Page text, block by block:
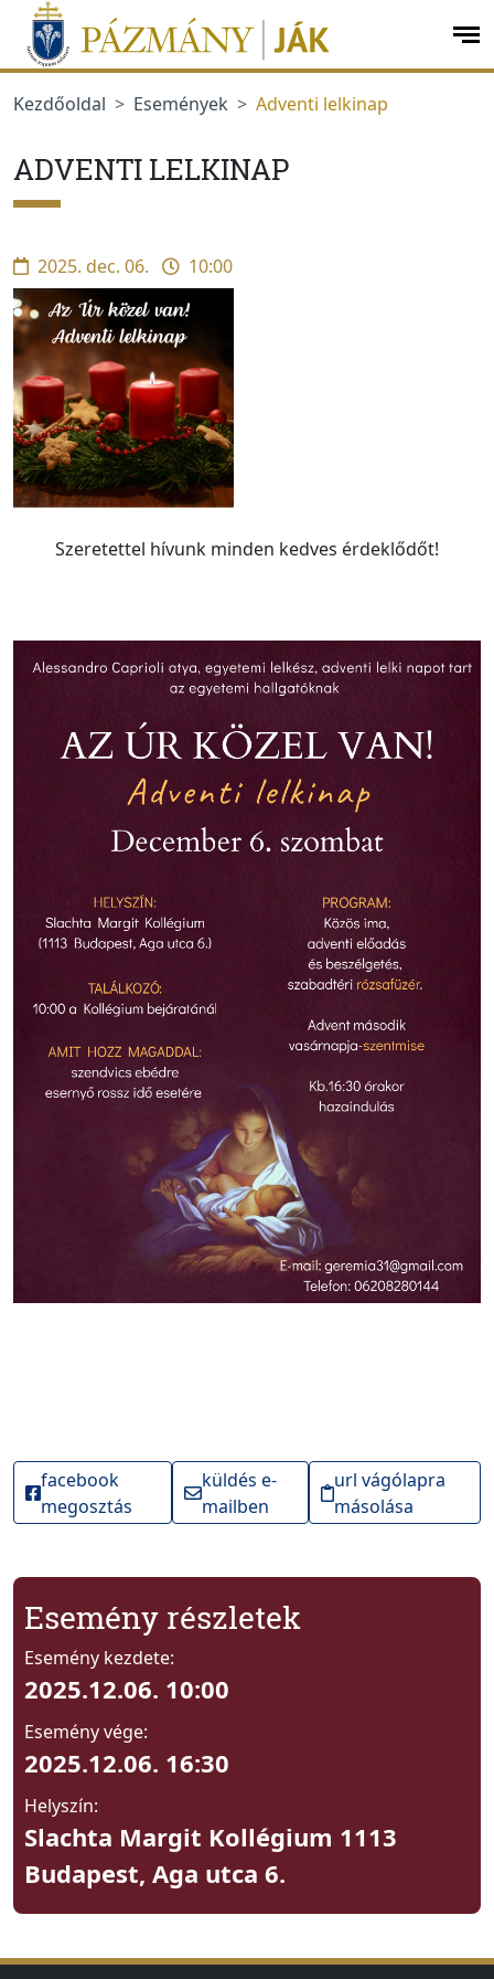
Ugrás a menüre
Ugrás a tartalomra
Kezdőoldal
Események Adventi lelkinap
ADVENTI LELKINAP
2025. dec. 06. 10:00
Szeretettel hívunk minden kedves érdeklődőt!
facebook
megosztás
küldés e-
mailben
url vágólapra
másolása
Esemény részletek
Esemény kezdete:
2025.12.06. 10:00
Esemény vége:
2025.12.06. 16:30
Helyszín:
Slachta Margit Kollégium 1113
Budapest, Aga utca 6.